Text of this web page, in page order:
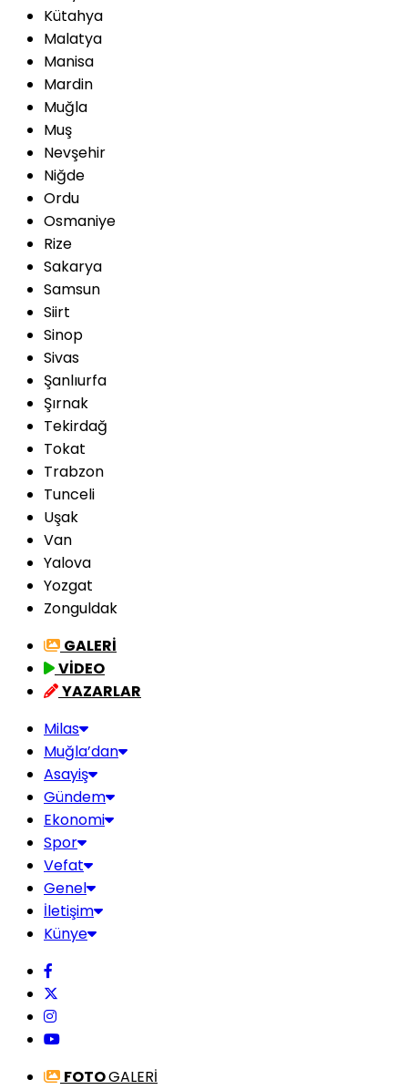
Kütahya
Malatya
Manisa
Mardin
Muğla
Muş
Nevşehir
Niğde
Ordu
Osmaniye
Rize
Sakarya
Samsun
Siirt
Sinop
Sivas
Şanlıurfa
Şırnak
Tekirdağ
Tokat
Trabzon
Tunceli
Uşak
Van
Yalova
Yozgat
Zonguldak
GALERİ
VİDEO
YAZARLAR
Milas
Muğla’dan
Asayiş
Gündem
Ekonomi
Spor
Vefat
Genel
İletişim
Künye
FOTOGALERİ